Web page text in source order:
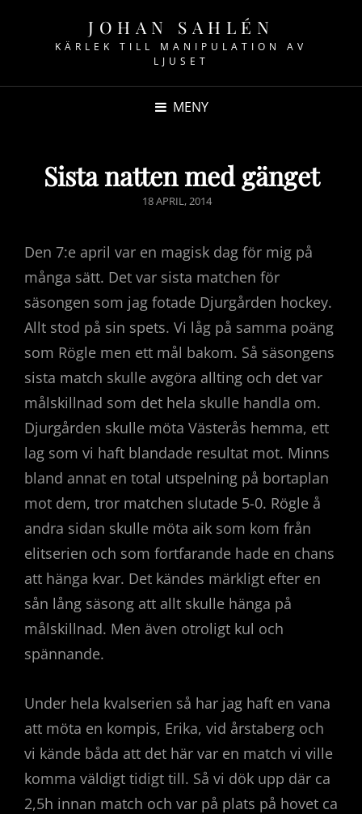
JOHAN SAHLÉN
KÄRLEK TILL MANIPULATION AV
LJUSET
MENY
Sista natten med gänget
PUBLICERAT
18 APRIL, 2014
Den 7:e april var en magisk dag för mig på
många sätt. Det var sista matchen för
säsongen som jag fotade Djurgården hockey.
Allt stod på sin spets. Vi låg på samma poäng
som Rögle men ett mål bakom. Så säsongens
sista match skulle avgöra allting och det var
målskillnad som det hela skulle handla om.
Djurgården skulle möta Västerås hemma, ett
lag som vi haft blandade resultat mot. Minns
bland annat en total utspelning på bortaplan
mot dem, tror matchen slutade 5-0. Rögle å
andra sidan skulle möta aik som kom från
elitserien och som fortfarande hade en chans
att hänga kvar. Det kändes märkligt efter en
sån lång säsong att allt skulle hänga på
målskillnad. Men även otroligt kul och
spännande.
Under hela kvalserien så har jag haft en vana
att möta en kompis, Erika, vid årstaberg och
vi kände båda att det här var en match vi ville
komma väldigt tidigt till. Så vi dök upp där ca
2,5h innan match och var på plats på hovet ca